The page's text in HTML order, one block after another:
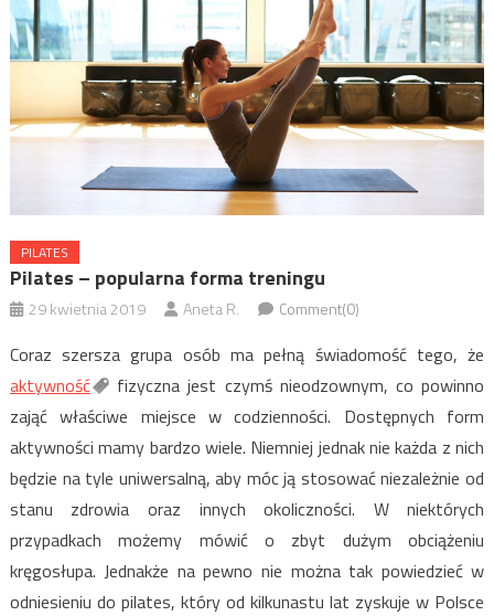
PILATES
Pilates – popularna forma treningu
29 kwietnia 2019 Aneta R. Comment(0)
Coraz szersza grupa osób ma pełną świadomość tego, że
aktywność
fizyczna jest czymś nieodzownym, co powinno
zająć właściwe miejsce w codzienności. Dostępnych form
aktywności mamy bardzo wiele. Niemniej jednak nie każda z nich
będzie na tyle uniwersalną, aby móc ją stosować niezależnie od
stanu zdrowia oraz innych okoliczności. W niektórych
przypadkach możemy mówić o zbyt dużym obciążeniu
kręgosłupa. Jednakże na pewno nie można tak powiedzieć w
odniesieniu do pilates, który od kilkunastu lat zyskuje w Polsce